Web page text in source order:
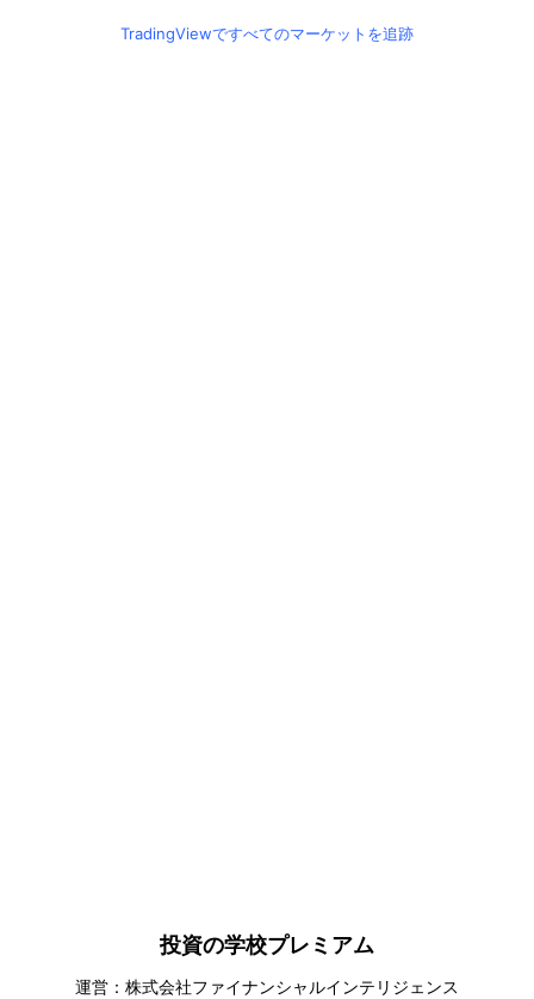
TradingViewですべてのマーケットを追跡
投資の学校プレミアム
運営：株式会社ファイナンシャルインテリジェンス